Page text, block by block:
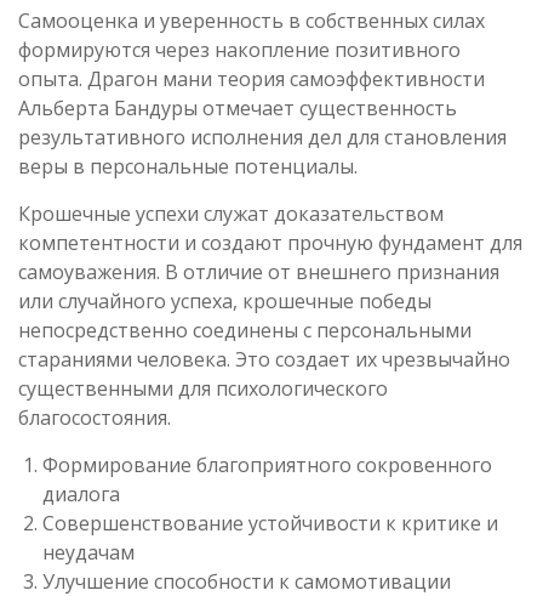
Самооценка и уверенность в собственных силах
формируются через накопление позитивного
опыта. Драгон мани теория самоэффективности
Альберта Бандуры отмечает существенность
результативного исполнения дел для становления
веры в персональные потенциалы.
Крошечные успехи служат доказательством
компетентности и создают прочную фундамент для
самоуважения. В отличие от внешнего признания
или случайного успеха, крошечные победы
непосредственно соединены с персональными
стараниями человека. Это создает их чрезвычайно
существенными для психологического
благосостояния.
Формирование благоприятного сокровенного
диалога
Совершенствование устойчивости к критике и
неудачам
Улучшение способности к самомотивации